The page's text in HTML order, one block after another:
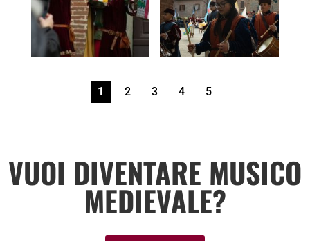
1 2 3 4 5
VUOI DIVENTARE MUSICO
MEDIEVALE?